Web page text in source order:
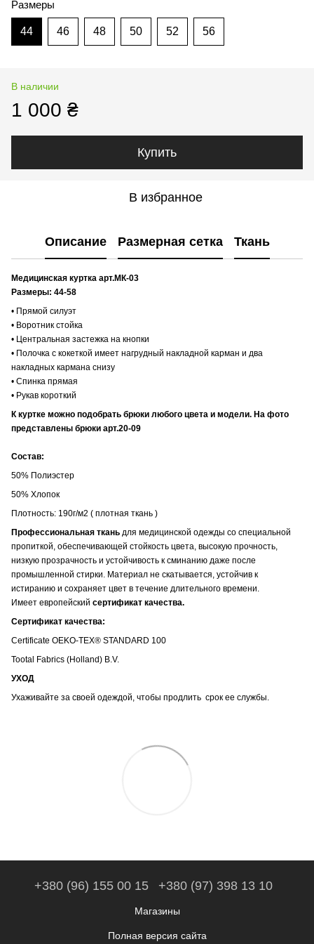
Размеры
44 46 48 50 52 56
В наличии
1 000 ₴
Купить
В избранное
Описание Размерная сетка Ткань
Медицинская куртка арт.МК-03
Размеры: 44-58
• Прямой силуэт
• Воротник стойка
• Центральная застежка на кнопки
• Полочка с кокеткой имеет нагрудный накладной карман и два
накладных кармана снизу
• Спинка прямая
• Рукав короткий
К куртке можно подобрать брюки любого цвета и модели. На фото
представлены брюки арт.20-09
Состав:
50% Полиэстер
50% Хлопок
Плотность: 190г/м2 ( плотная ткань )
Профессиональная ткань для медицинской одежды со специальной
пропиткой, обеспечивающей стойкость цвета, высокую прочность,
низкую прозрачность и устойчивость к сминанию даже после
промышленной стирки. Материал не скатывается, устойчив к
истиранию и сохраняет цвет в течение длительного времени.
Имеет европейский сертификат качества.
Сертификат качества:
Certificate OEKO-TEX® STANDARD 100
Tootal Fabrics (Holland) B.V.
УХОД
Ухаживайте за своей одеждой, чтобы продлить срок ее службы.
+380 (96) 155 00 15 +380 (97) 398 13 10
Магазины
Полная версия сайта